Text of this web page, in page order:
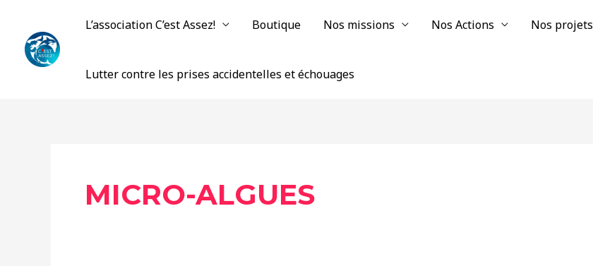
contenu
L’association C’est Assez! Boutique Nos missions Nos Actions Nos projets
Lutter contre les prises accidentelles et échouages
MICRO-ALGUES